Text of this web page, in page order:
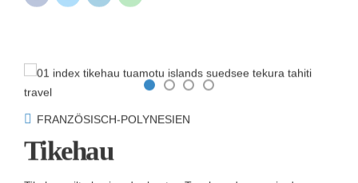
FRANZÖSISCH-POLYNESIEN
Tikehau